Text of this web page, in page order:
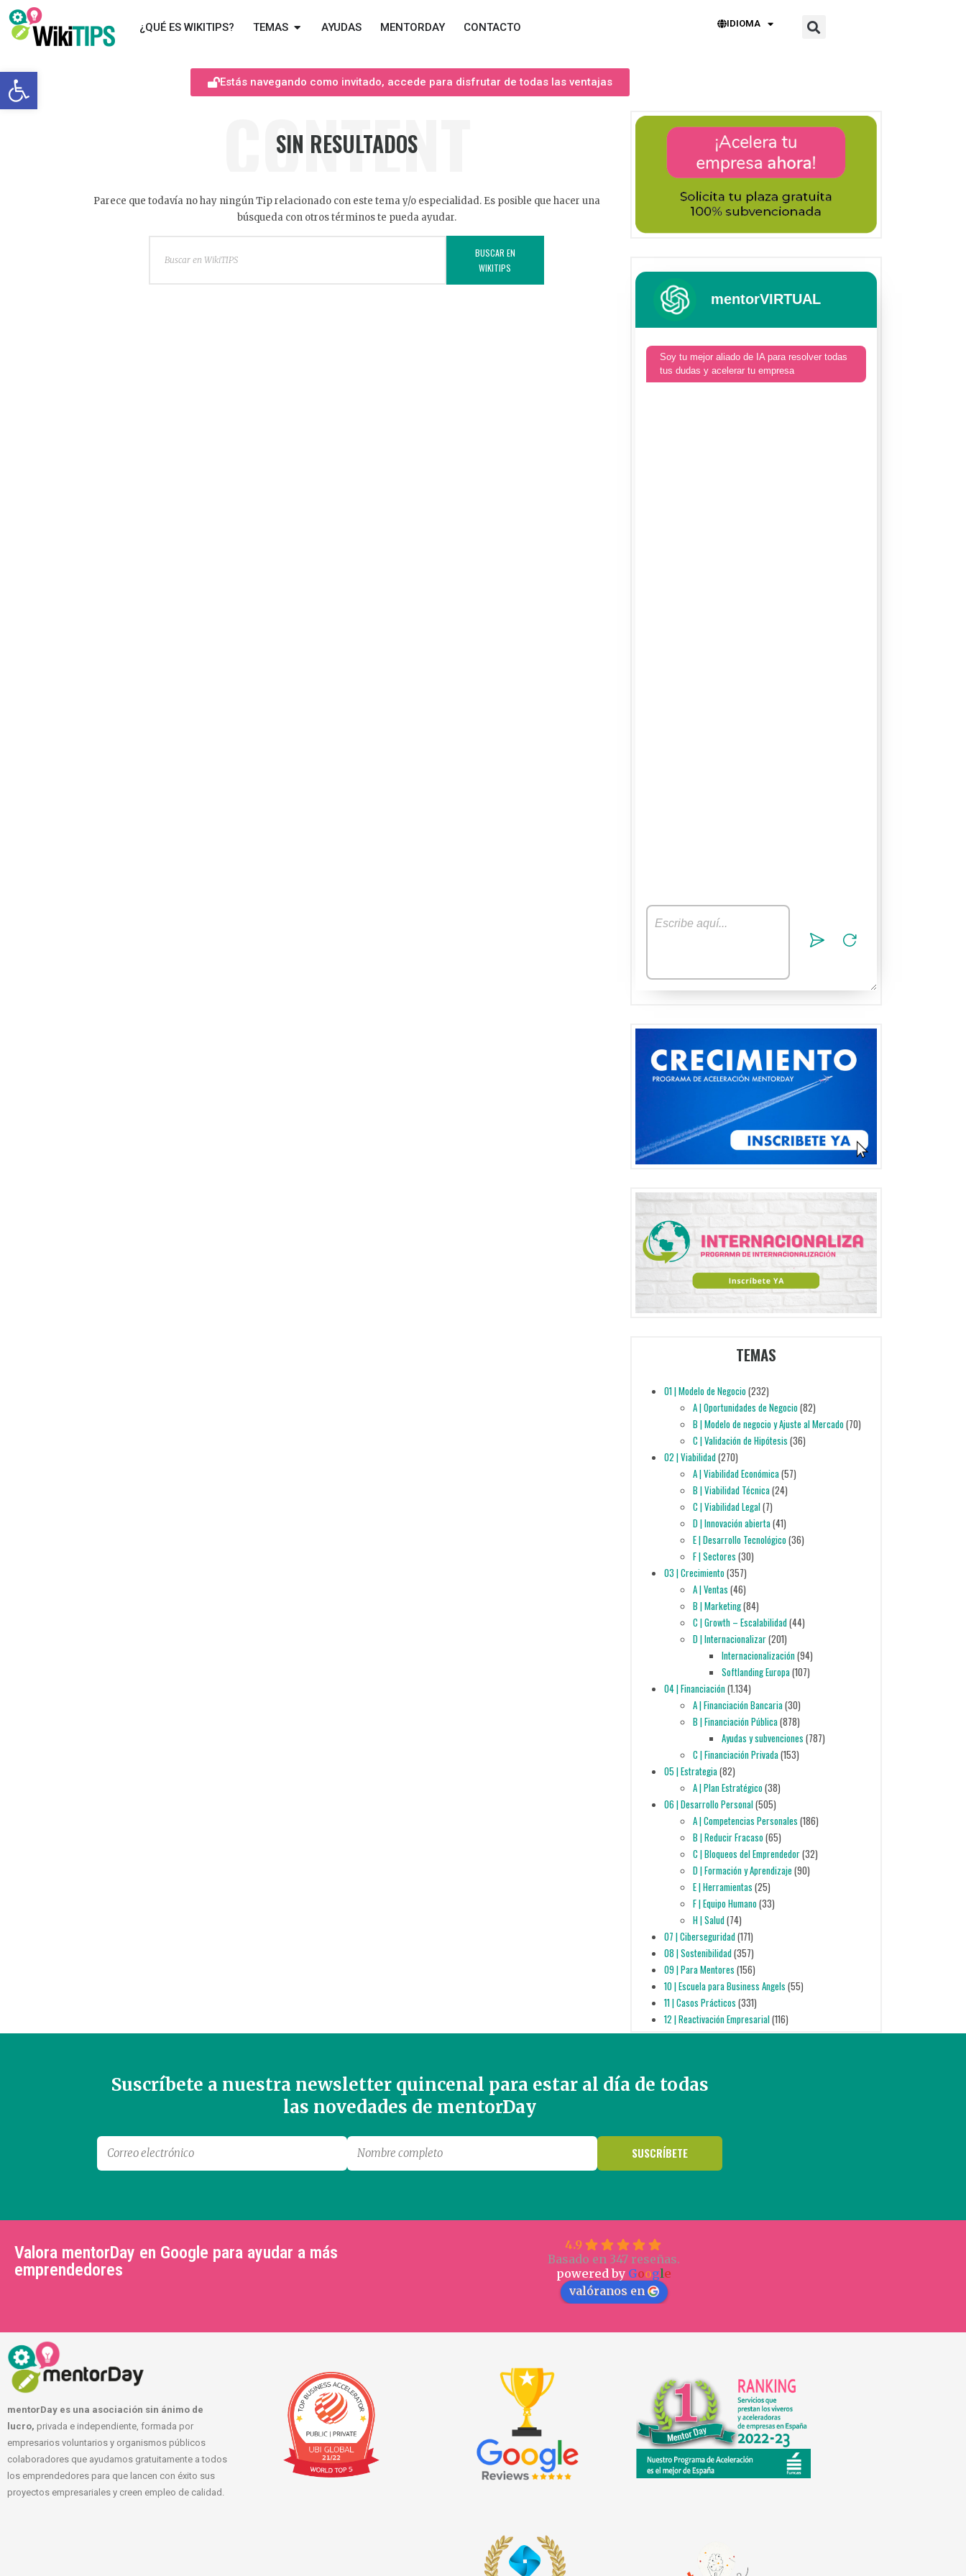
Abrir barra de herramientas
¿QUÉ ES WIKITIPS? TEMAS AYUDAS MENTORDAY CONTACTO IDIOMA
Estás navegando como invitado, accede para disfrutar de todas las ventajas
CONTENT
SIN RESULTADOS
Parece que todavía no hay ningún Tip relacionado con este tema y/o especialidad. Es posible que hacer una
búsqueda con otros términos te pueda ayudar.
BUSCAR EN
WIKITIPS
mentorVIRTUAL
Soy tu mejor aliado de IA para resolver todas
tus dudas y acelerar tu empresa
TEMAS
01 | Modelo de Negocio(232)
A | Oportunidades de Negocio(82)
B | Modelo de negocio y Ajuste al Mercado(70)
C | Validación de Hipótesis (36)
02 | Viabilidad(270)
A | Viabilidad Económica(57)
B | Viabilidad Técnica(24)
C | Viabilidad Legal(7)
D | Innovación abierta(41)
E | Desarrollo Tecnológico(36)
F | Sectores (30)
03 | Crecimiento(357)
A | Ventas (46)
B | Marketing(84)
C | Growth – Escalabilidad(44)
D | Internacionalizar(201)
Internacionalización(94)
Softlanding Europa(107)
04 | Financiación(1.134)
A | Financiación Bancaria(30)
B | Financiación Pública(878)
Ayudas y subvenciones (787)
C | Financiación Privada(153)
05 | Estrategia(82)
A | Plan Estratégico(38)
06 | Desarrollo Personal(505)
A | Competencias Personales (186)
B | Reducir Fracaso(65)
C | Bloqueos del Emprendedor(32)
D | Formación y Aprendizaje (90)
E | Herramientas (25)
F | Equipo Humano(33)
H | Salud(74)
07 | Ciberseguridad(171)
08 | Sostenibilidad(357)
09 | Para Mentores (156)
10 | Escuela para Business Angels (55)
11 | Casos Prácticos (331)
12 | Reactivación Empresarial(116)
Suscríbete a nuestra newsletter quincenal para estar al día de todas
las novedades de mentorDay
Valora mentorDay en Google para ayudar a más
emprendedores
4.9
Basado en 347 reseñas.
powered by Google
valóranos en
mentorDay es una asociación sin ánimo de
lucro, privada e independiente, formada por
empresarios voluntarios y organismos públicos
colaboradores que ayudamos gratuitamente a todos
los emprendedores para que lancen con éxito sus
proyectos empresariales y creen empleo de calidad.